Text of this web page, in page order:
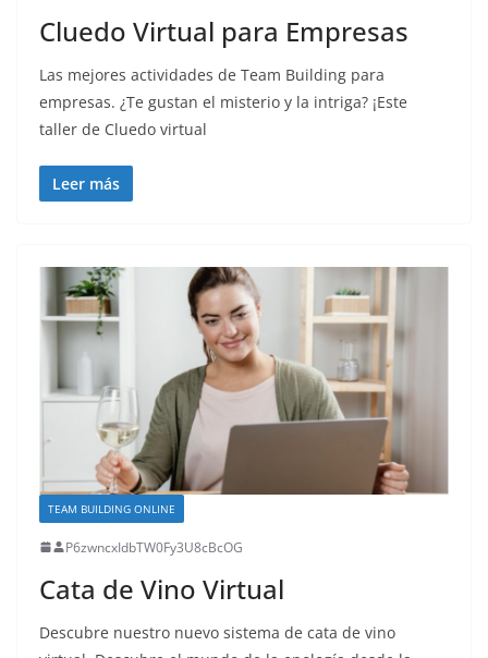
Cluedo Virtual para Empresas
Las mejores actividades de Team Building para
empresas. ¿Te gustan el misterio y la intriga? ¡Este
taller de Cluedo virtual
Leer más
TEAM BUILDING ONLINE
P6zwncxIdbTW0Fy3U8cBcOG
Cata de Vino Virtual
Descubre nuestro nuevo sistema de cata de vino